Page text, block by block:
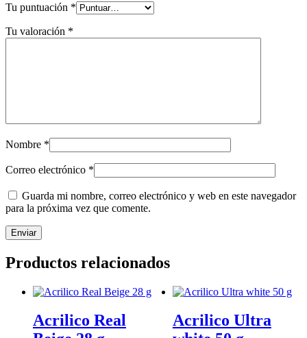
Tu puntuación *
Tu valoración *
Nombre *
Correo electrónico *
Guarda mi nombre, correo electrónico y web en este navegador
para la próxima vez que comente.
Productos relacionados
Acrilico Real
Acrilico Ultra